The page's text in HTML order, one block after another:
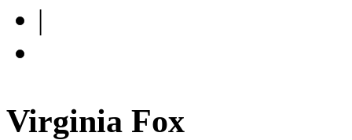
|
Virginia Fox